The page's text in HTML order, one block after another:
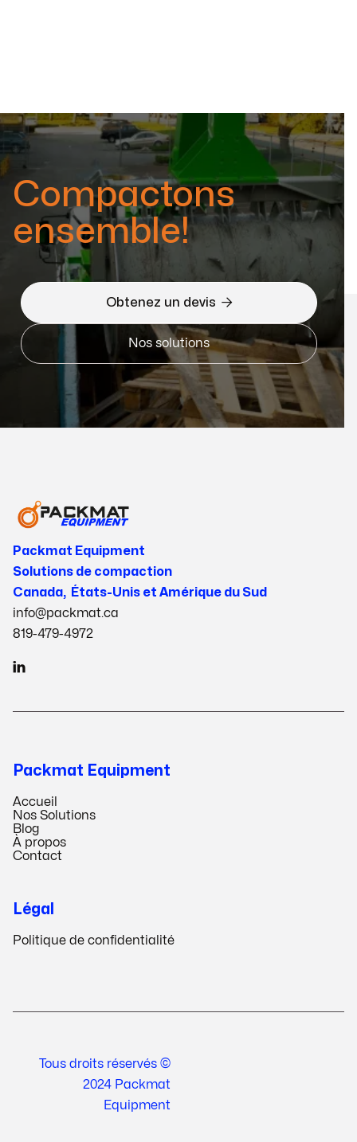
Compactons
ensemble!
Obtenez un devis 
Nos solutions
Packmat Equipment
Solutions de compaction
Canada, États-Unis et Amérique du Sud
info@packmat.ca
819-479-4972

Packmat Equipment
Accueil
Nos Solutions
Blog
À propos
Contact
Légal
Politique de confidentialité
Tous droits réservés ©
2024 Packmat
Equipment